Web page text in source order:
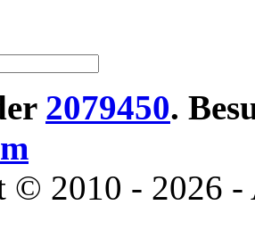
2079450.
© 2010 - 2026 -